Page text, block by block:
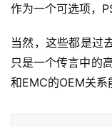
作为一个可选项，
当然，这些都是过
只是一个传言中的
和EMC的OEM关系